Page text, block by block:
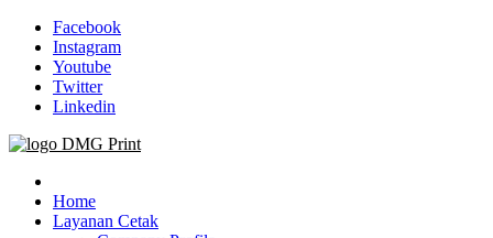
Facebook
Instagram
Youtube
Twitter
Linkedin
Jasa Cetak Online DMG Printing
Home
Layanan Cetak